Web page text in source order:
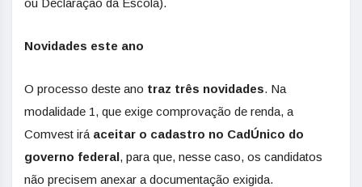
ou Declaração da Escola).
Novidades este ano
O processo deste ano traz três novidades. Na
modalidade 1, que exige comprovação de renda, a
Comvest irá aceitar o cadastro no CadÚnico do
governo federal, para que, nesse caso, os candidatos
não precisem anexar a documentação exigida.